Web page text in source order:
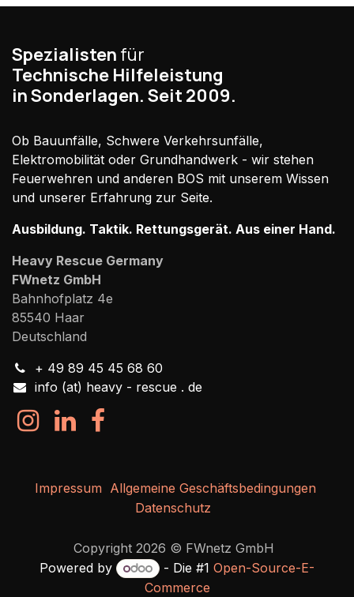
Spezialisten für
Technische Hilfeleistung
in Sonderlagen. Seit 2009.
Ob Bauunfälle, Schwere Verkehrsunfälle,
Elektromobilität oder Grundhandwerk - wir stehen
Feuerwehren und anderen BOS mit unserem Wissen
und unserer Erfahrung zur Seite.
Ausbildung. Taktik. Rettungsgerät. Aus einer Hand.
Heavy Rescue Germany
FWnetz GmbH
Bahnhofplatz 4e
85540 Haar
Deutschland
+ 49 89 45 45 68 60
info (at) heavy - rescue . de
Impressum Allgemeine Geschäftsbedingungen
Datenschutz
Copyright 2026 © FWnetz GmbH
Powered by
- Die #1 Open-Source-E-
Commerce